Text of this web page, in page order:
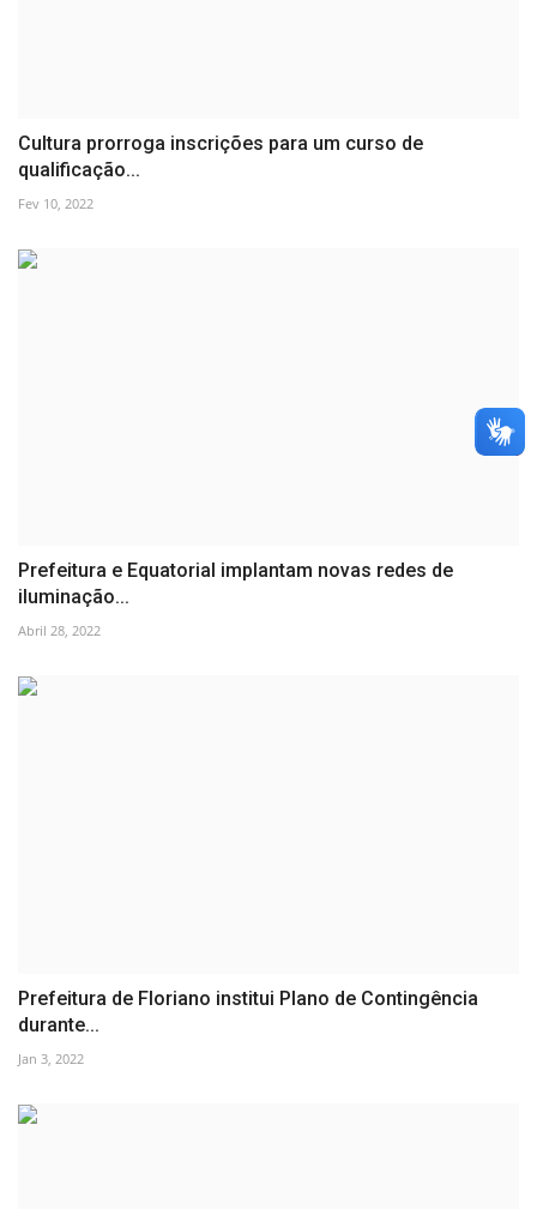
Cultura prorroga inscrições para um curso de
qualificação...
Fev 10, 2022
Prefeitura e Equatorial implantam novas redes de
iluminação...
Abril 28, 2022
Prefeitura de Floriano institui Plano de Contingência
durante...
Jan 3, 2022